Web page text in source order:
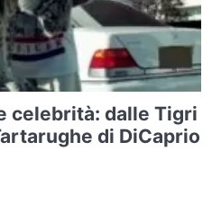
celebrità: dalle Tigri
di DiCaprio